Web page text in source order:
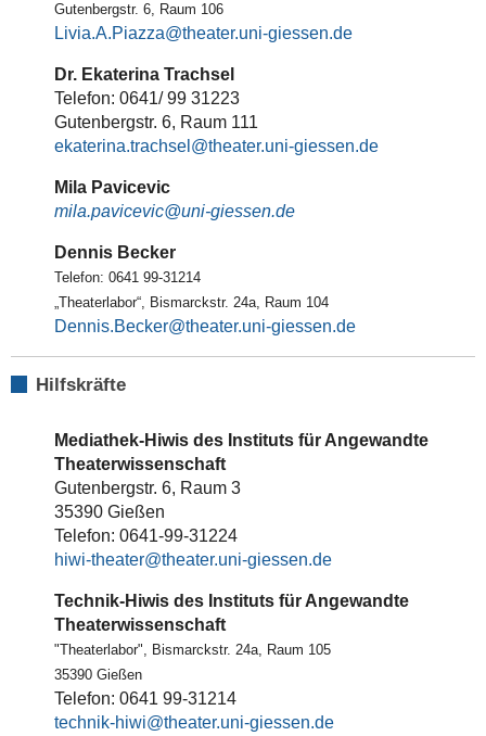
Gutenbergstr. 6, Raum 106
Livia.A.Piazza
Dr. Ekaterina Trachsel
Telefon: 0641/ 99 31223
Gutenbergstr. 6, Raum 111
ekaterina.trachsel
Mila Pavicevic
mila.pavicevic
Dennis Becker
Telefon: 0641 99-31214
„Theaterlabor“, Bismarckstr. 24a, Raum 104
Dennis.Becker
Hilfskräfte
Mediathek-Hiwis des Instituts für Angewandte
Theaterwissenschaft
Gutenbergstr. 6, Raum 3
35390 Gießen
Telefon: 0641-99-31224
hiwi-theater
Technik-Hiwis des Instituts für Angewandte
Theaterwissenschaft
"Theaterlabor", Bismarckstr. 24a, Raum 105
35390 Gießen
Telefon: 0641 99-31214
technik-hiwi